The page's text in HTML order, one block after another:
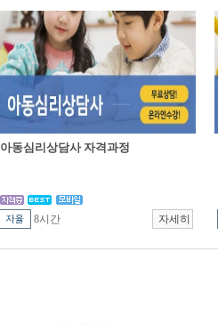
아동심리상담사 자격과정
8시간